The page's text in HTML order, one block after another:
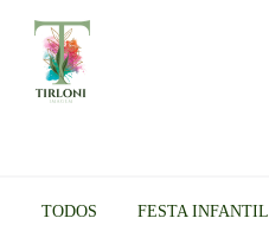
TODOS FESTA INFANTIL